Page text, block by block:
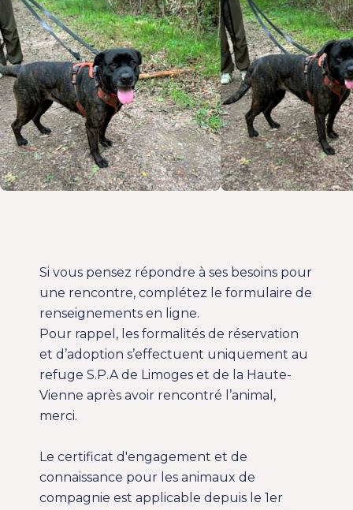
Si vous pensez répondre à ses besoins pour
une rencontre, complétez le formulaire de
renseignements en ligne.
Pour rappel, les formalités de réservation
et d’adoption s’effectuent uniquement au
refuge S.P.A de Limoges et de la Haute-
Vienne après avoir rencontré l’animal,
merci.
Le certificat d'engagement et de
connaissance pour les animaux de
compagnie est applicable depuis le 1er